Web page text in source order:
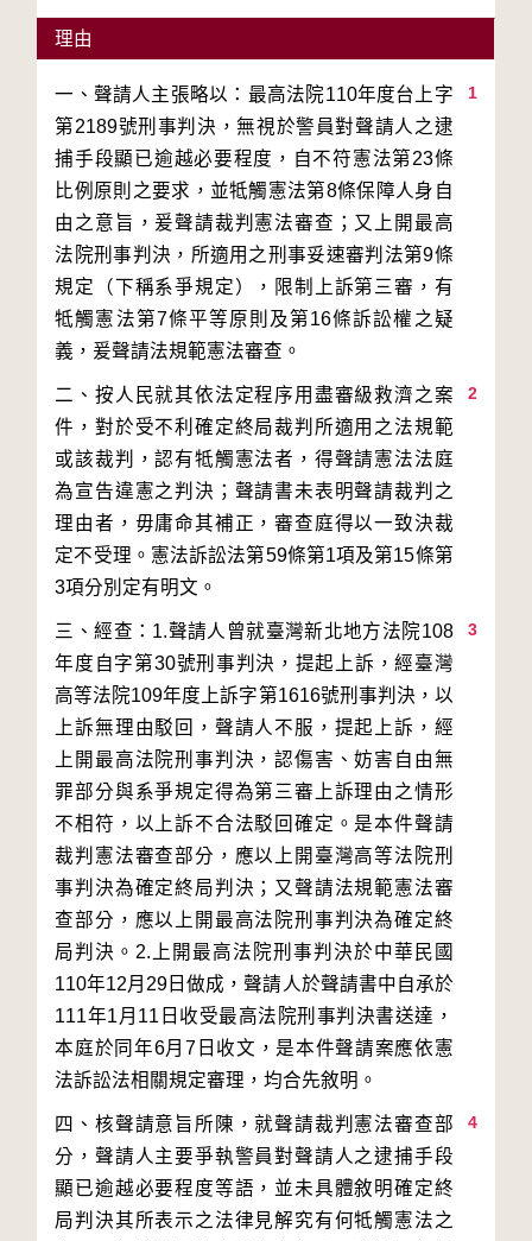
理由
1
一、聲請人主張略以：最高法院110年度台上字
第2189號刑事判決，無視於警員對聲請人之逮
捕手段顯已逾越必要程度，自不符憲法第23條
比例原則之要求，並牴觸憲法第8條保障人身自
由之意旨，爰聲請裁判憲法審查；又上開最高
法院刑事判決，所適用之刑事妥速審判法第9條
規定（下稱系爭規定），限制上訴第三審，有
牴觸憲法第7條平等原則及第16條訴訟權之疑
2
二、按人民就其依法定程序用盡審級救濟之案
件，對於受不利確定終局裁判所適用之法規範
或該裁判，認有牴觸憲法者，得聲請憲法法庭
為宣告違憲之判決；聲請書未表明聲請裁判之
理由者，毋庸命其補正，審查庭得以一致決裁
定不受理。憲法訴訟法第59條第1項及第15條第
3
三、經查：1.聲請人曾就臺灣新北地方法院108
年度自字第30號刑事判決，提起上訴，經臺灣
高等法院109年度上訴字第1616號刑事判決，以
上訴無理由駁回，聲請人不服，提起上訴，經
上開最高法院刑事判決，認傷害、妨害自由無
罪部分與系爭規定得為第三審上訴理由之情形
不相符，以上訴不合法駁回確定。是本件聲請
裁判憲法審查部分，應以上開臺灣高等法院刑
事判決為確定終局判決；又聲請法規範憲法審
查部分，應以上開最高法院刑事判決為確定終
局判決。2.上開最高法院刑事判決於中華民國
110年12月29日做成，聲請人於聲請書中自承於
111年1月11日收受最高法院刑事判決書送達，
本庭於同年6月7日收文，是本件聲請案應依憲
4
四、核聲請意旨所陳，就聲請裁判憲法審查部
分，聲請人主要爭執警員對聲請人之逮捕手段
顯已逾越必要程度等語，並未具體敘明確定終
局判決其所表示之法律見解究有何牴觸憲法之